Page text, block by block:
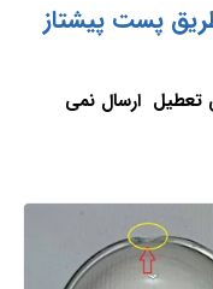
پست پیشتاز
تعطیل ارسال نمی